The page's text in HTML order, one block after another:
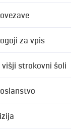
za vpis
višji strokovni šoli